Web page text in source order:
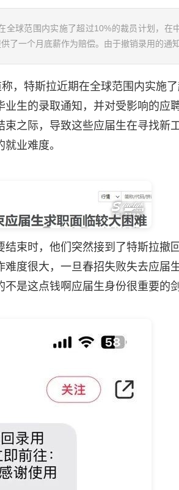
球范围内实施了超过10%的裁员计划，在
了一个月底薪作为赔偿。由于撤销录用的通
特斯拉近期在全球范围内实施了
生的录取通知，并对受影响的应
之际，导致这些应届生在寻找新
业难度。
束时，他们突然接到了特斯拉撤
度很大，一旦春招失败失去应届
是这点钱啊应届生身份很重要的